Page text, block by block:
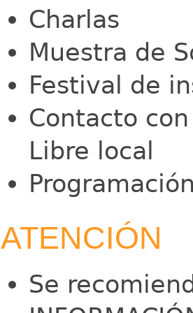
Charlas
Muestra de
Festival de
Contacto
Libre local
ATENCIÓN
Se